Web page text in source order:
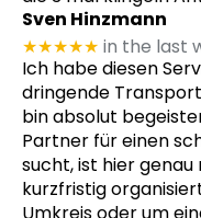
Sven Hinzmann
★★★★★ in the last
Ich habe diesen
dringende
bin absolut
Partner für einen
sucht, ist hier genau
kurzfristig